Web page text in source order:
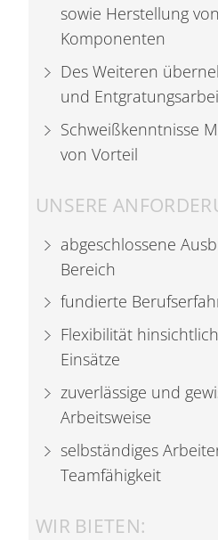
sowie Herstellung
Komponenten
Des Weiteren
und
Schweißkenntnisse
von Vorteil
UNSERE
abgeschlossene
Bereich
fundierte
Flexibilität
Einsätze
zuverlässige und
Arbeitsweise
selbständiges
Teamfähigkeit
WIR BIETEN: